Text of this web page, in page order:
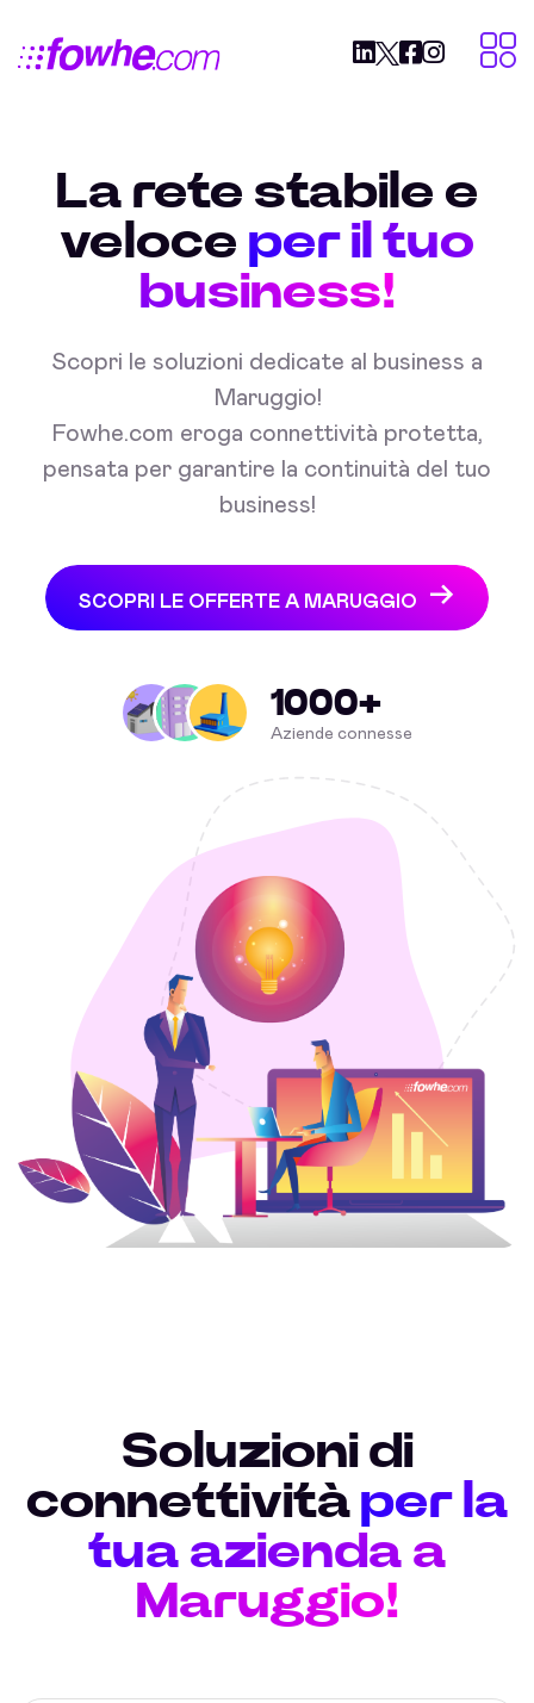
La rete stabile e
veloce per il tuo
business!
Scopri le soluzioni dedicate al business a
Maruggio!
Fowhe.com eroga connettività protetta,
pensata per garantire la continuità del tuo
business!
SCOPRI LE OFFERTE A MARUGGIO
1000+
Aziende connesse
Soluzioni di
connettività per la
tua azienda a
Maruggio!